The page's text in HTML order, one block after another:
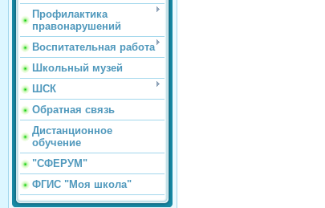
Профилактика
правонарушений
Воспитательная работа
Школьный музей
ШСК
Обратная связь
Дистанционное
обучение
"СФЕРУМ"
ФГИС "Моя школа"